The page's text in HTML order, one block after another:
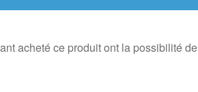
acheté ce produit ont la possibilité de